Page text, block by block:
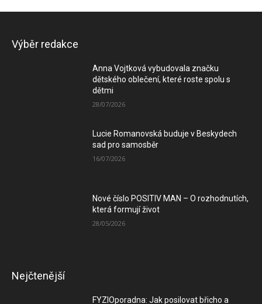
Výběr redakce
Anna Vojtková vybudovala značku
dětského oblečení, které roste spolu s
dětmi
28/07/2026
Lucie Romanovská buduje v Beskydech
sad pro samosběr
16/07/2026
Nové číslo POSITIV MAN – O rozhodnutích,
která formují život
28/05/2026
Nejčtenější
FYZIOporadna: Jak posilovat břicho a